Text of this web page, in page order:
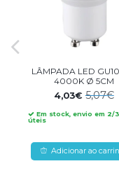
LÂMPADA LED
4000K Ø 5CM
4,03€5,07€
Em stock, envio em 2/
úteis
Adicionar ao